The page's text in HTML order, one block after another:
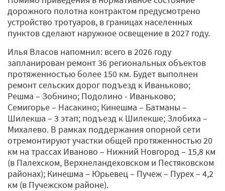
дорожного полотна контрактом предусмотрено
устройство тротуаров, в границах населенных
пунктов сделают наружное освещение в 2027 году.
Илья Власов напомнил: всего в 2026 году
запланирован ремонт 36 региональных объектов
протяженностью более 150 км. Будет выполнен
ремонт сельских дорог подъезд к Иваньково;
Решма – Зобнино; Подолино - Иваньково;
Семигорье – Насакино; Кинешма – Батманы –
Шилекша – 3 этап; подъезд к Шилекше; Злобиха –
Михалево. В рамках поддержания опорной сети
отремонтируют участки общей протяженностью 20
км на трассах Иваново – Нижний Новгород – 15,8 км
(в Палехском, Верхнеландеховском и Пестяковском
районах); Кинешма – Юрьевец – Пучеж – Пурех – 4,2
км (в Пучежском районе).